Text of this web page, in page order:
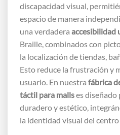
discapacidad visual,
espacio de manera
una verdadera accesibilidad
Braille, combinados con
la localización de tiendas,
Esto reduce la frustración y
usuario. En nuestra fábrica
táctil para mallses diseñado
duradero y estético,
la identidad visual del centro